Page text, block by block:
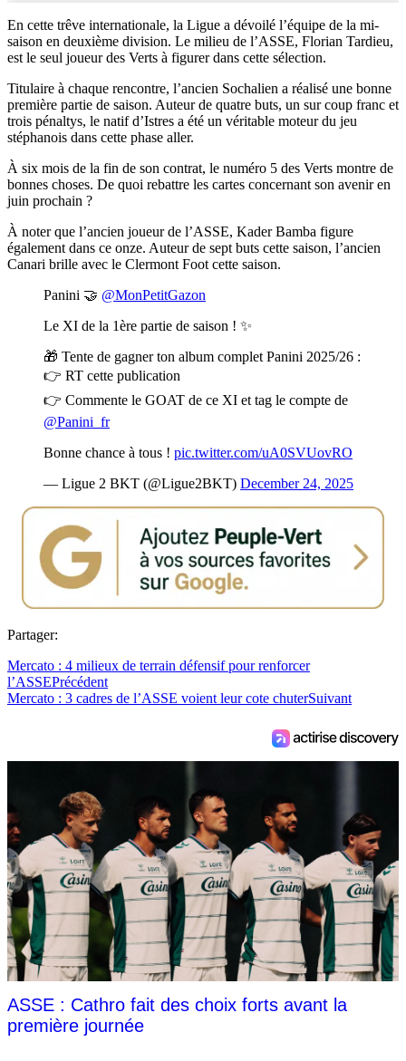
En cette trêve internationale, la Ligue a dévoilé l’équipe de la mi-
saison en deuxième division. Le milieu de l’ASSE, Florian Tardieu,
est le seul joueur des Verts à figurer dans cette sélection.
Titulaire à chaque rencontre, l’ancien Sochalien a réalisé une bonne
première partie de saison. Auteur de quatre buts, un sur coup franc et
trois pénaltys, le natif d’Istres a été un véritable moteur du jeu
stéphanois dans cette phase aller.
À six mois de la fin de son contrat, le numéro 5 des Verts montre de
bonnes choses. De quoi rebattre les cartes concernant son avenir en
juin prochain ?
À noter que l’ancien joueur de l’ASSE, Kader Bamba figure
également dans ce onze. Auteur de sept buts cette saison, l’ancien
Canari brille avec le Clermont Foot cette saison.
Panini 🤝 @MonPetitGazon
Le XI de la 1ère partie de saison ! ✨
🎁 Tente de gagner ton album complet Panini 2025/26 :
👉 RT cette publication
👉 Commente le GOAT de ce XI et tag le compte de
@Panini_fr
Bonne chance à tous ! pic.twitter.com/uA0SVUovRO
— Ligue 2 BKT (@Ligue2BKT) December 24, 2025
Partager:
Mercato : 4 milieux de terrain défensif pour renforcer
l’ASSEPrécédent
Mercato : 3 cadres de l’ASSE voient leur cote chuterSuivant
ASSE : Cathro fait des choix forts avant la
première journée